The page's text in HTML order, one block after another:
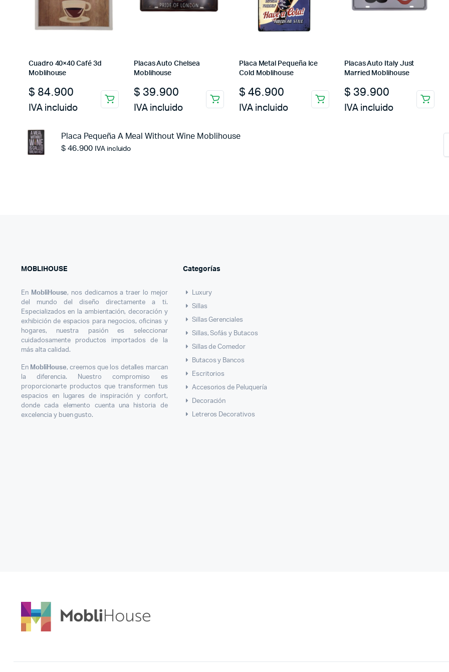
Cuadro 40×40 Café 3d
Moblihouse
$ 84.900
IVA incluido
Placas Auto Chelsea
Moblihouse
$ 39.900
IVA incluido
Placa Metal Pequeña Ice
Cold Moblihouse
$ 46.900
IVA incluido
Placas Auto Italy Just
Married Moblihouse
$ 39.900
IVA incluido
Placa Pequeña A Meal Without Wine Moblihouse
$46.900 IVA incluido
MOBLIHOUSE
En MobliHouse, nos dedicamos a traer lo mejor
del mundo del diseño directamente a ti.
Especializados en la ambientación, decoración y
exhibición de espacios para negocios, oficinas y
hogares, nuestra pasión es seleccionar
cuidadosamente productos importados de la
más alta calidad.
En MobliHouse, creemos que los detalles marcan
la diferencia. Nuestro compromiso es
proporcionarte productos que transformen tus
espacios en lugares de inspiración y confort,
donde cada elemento cuenta una historia de
excelencia y buen gusto.
Categorías
Luxury
Sillas
Sillas Gerenciales
Sillas, Sofás y Butacos
Sillas de Comedor
Butacos y Bancos
Escritorios
Accesorios de Peluquería
Decoración
Letreros Decorativos